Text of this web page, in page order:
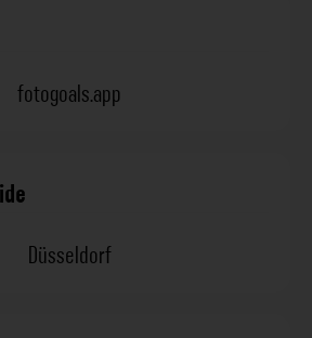
fotogoals.app
Düsseldorf